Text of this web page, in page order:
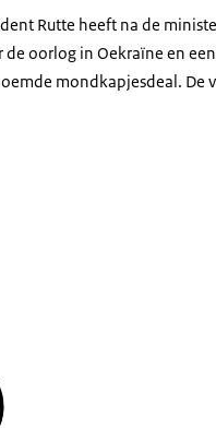
Rutte heeft na de
de oorlog in Oekraïne en
mondkapjesdeal.